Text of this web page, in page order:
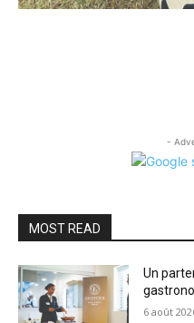
-
MOST READ
Un
6 août